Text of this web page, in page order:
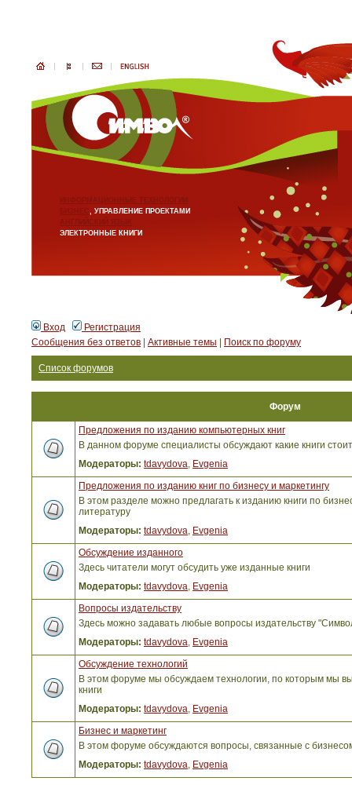
ИНФОРМАЦИОННЫЕ ТЕХНОЛОГИИ
БИЗНЕС, УПРАВЛЕНИЕ ПРОЕКТАМИ
АНГЛИЙСКИЙ ЯЗЫК
ЭЛЕКТРОННЫЕ КНИГИ
Вход
Регистрация
Сообщения без ответов
Активные темы Поиск по форуму
Список форумов
Форум
Предложения по изданию компьютерных книг
В данном форуме специалисты обсуждают какие книги
Модераторы: tdavydova, Evgenia
Предложения по изданию книг по бизнесу и маркетингу
В этом разделе можно предлагать к изданию книги по
литературу
Модераторы: tdavydova, Evgenia
Обсуждение изданного
Здесь читатели могут обсудить уже изданные книги
Модераторы: tdavydova, Evgenia
Вопросы издательству
Здесь можно задавать любые вопросы издательству
Модераторы: tdavydova, Evgenia
Обсуждение технологий
В этом форуме мы обсуждаем технологии, по которым мы
книги
Модераторы: tdavydova, Evgenia
Бизнес и маркетинг
В этом форуме обсуждаются вопросы, связанные с
Модераторы: tdavydova, Evgenia